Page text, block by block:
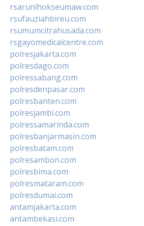
rsarunlhokseumaw.com
rsufauziahbireu.com
rsumumcitrahusada.com
rsgayomedicalcentre.com
polresjakarta.com
polresdago.com
polressabang.com
polresdenpasar.com
polresbanten.com
polresjambi.com
polressamarinda.com
polresbanjarmasin.com
polresbatam.com
polresambon.com
polresbima.com
polresmataram.com
polresdumai.com
antamjakarta.com
antambekasi.com